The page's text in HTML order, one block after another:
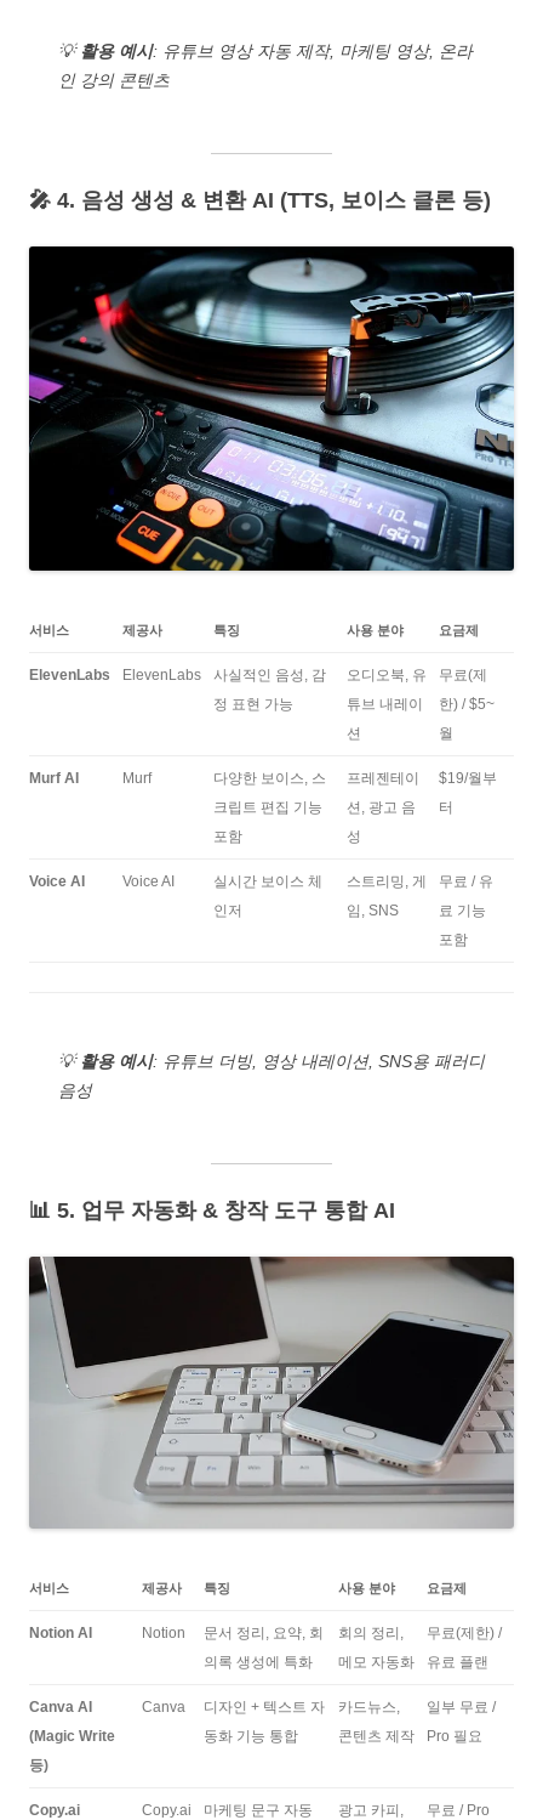
💡 활용 예시: 유튜브 영상 자동 제작, 마케팅 영상, 온라
인 강의 콘텐츠
🎤 4. 음성 생성 & 변환 AI (TTS, 보이스 클론 등)
서비스 제공사 특징 사용 분야 요금제
ElevenLabs ElevenLabs
사실적인 음성, 감
정 표현 가능
오디오북, 유
튜브 내레이
션
무료(제
한) / $5~
월
Murf AI Murf
다양한 보이스, 스
크립트 편집 기능
포함
프레젠테이
션, 광고 음
성
$19/월부
터
Voice AI Voice AI
실시간 보이스 체
인저
스트리밍, 게
임, SNS
무료 / 유
료 기능
포함
💡 활용 예시: 유튜브 더빙, 영상 내레이션, SNS용 패러디
음성
📊 5. 업무 자동화 & 창작 도구 통합 AI
서비스 제공사 특징 사용 분야 요금제
Notion AI Notion
문서 정리, 요약, 회
의록 생성에 특화
회의 정리,
메모 자동화
무료(제한) /
유료 플랜
Canva AI
(Magic Write
등)
Canva
디자인 + 텍스트 자
동화 기능 통합
카드뉴스,
콘텐츠 제작
일부 무료 /
Pro 필요
Copy.ai Copy.ai 마케팅 문구 자동 광고 카피, 무료 / Pro